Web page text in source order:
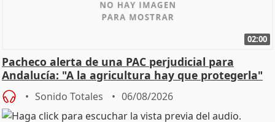
02:00
Pacheco alerta de una PAC perjudicial para
Andalucía: "A la agricultura hay que protegerla"
Sonido Totales 06/08/2026